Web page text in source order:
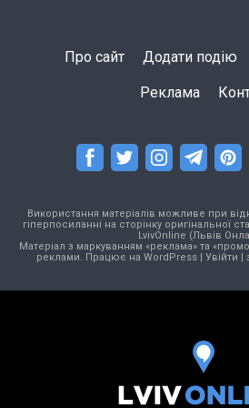
Про сайт Додати подію
Реклама
Використання матеріалів можливе при
гіперпосиланні на сторінку оригінальної
LvivOnline (Львів
Матеріал з маркуванням «реклама» та
реклами. Працює на WordPress| Увійти |